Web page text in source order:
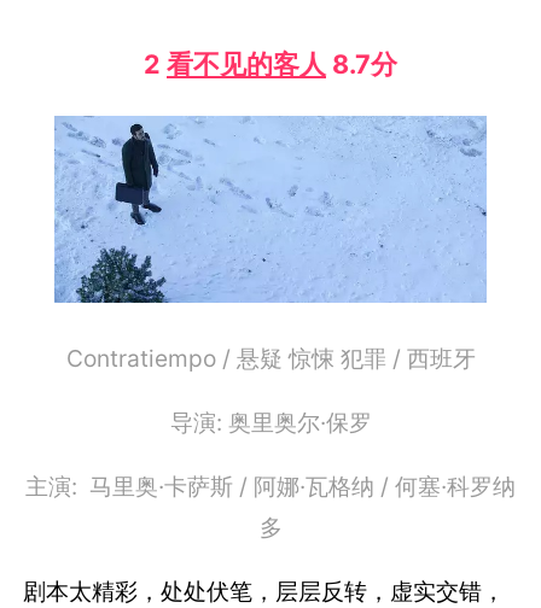
2 看不见的客人 8.7分
Contratiempo / 悬疑 惊悚 犯罪 / 西班牙
导演: 奥里奥尔·保罗
主演: 马里奥·卡萨斯 / 阿娜·瓦格纳 / 何塞·科罗纳
多
剧本太精彩，处处伏笔，层层反转，虚实交错，